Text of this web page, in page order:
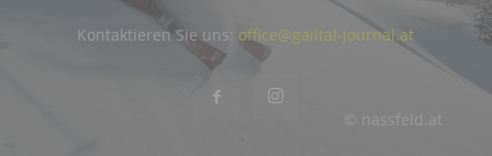
© nassfeld.at
Kontaktieren Sie uns: office@gailtal-journal.at